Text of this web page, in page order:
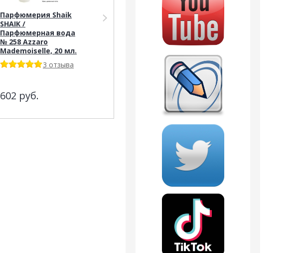
Парфюмерия Shaik
SHAIK /
Парфюмерная вода
№ 258 Azzaro
Mademoiselle, 20 мл.
3 отзыва
602 руб.
Парфюмерия Shaik
SHAIK /
Парфюмерная вода
9 отзывов
Парфюмерия Silvana
Silvana W314 Azzaro
Mademoiselle Azzaro
50 мл
1 090